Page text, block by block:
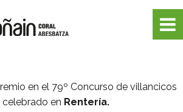
en el 79º Concurso de villancicos
celebrado en Rentería.